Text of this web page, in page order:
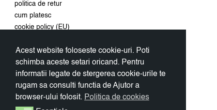
Acest website foloseste cookie-uri. Poti
schimba aceste setari oricand. Pentru
informatii legate de stergerea cookie-urile te
rugam sa consulti functia de Ajutor a
browser-ului folosit. Politica de cookies
politica de retur
cum platesc
cookie policy (EU)
Conecteaza-te
primeste 10% discount la prima
comanda.